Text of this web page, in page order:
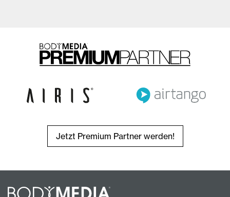
Jetzt Premium Partner werden!